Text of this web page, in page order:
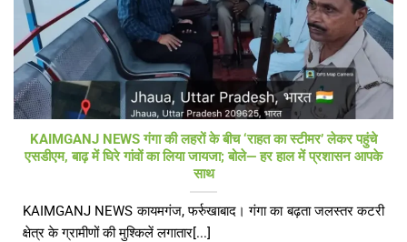
KAIMGANJ NEWS गंगा की लहरों के बीच ‘राहत का स्टीमर’ लेकर पहुंचे
एसडीएम, बाढ़ में घिरे गांवों का लिया जायजा; बोले— हर हाल में प्रशासन आपके
साथ
KAIMGANJ NEWS कायमगंज, फर्रुखाबाद। गंगा का बढ़ता जलस्तर कटरी
क्षेत्र के ग्रामीणों की मुश्किलें लगातार[...]